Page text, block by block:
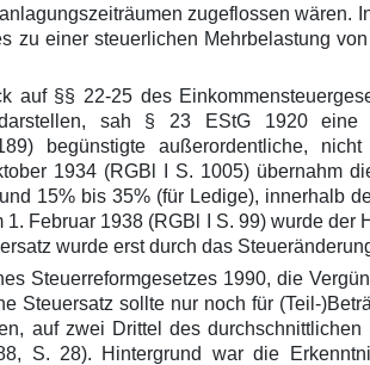
zugeflossen wären.
einer steuerlichen Mehrbelastung
auf §§ 22-25 des
sah § 23 EStG 1920
begünstigte außerordentliche,
1934 (RGBl I S. 1005) übernahm
15% bis 35% (für Ledige), innerhalb
Februar 1938 (RGBl I S. 99) wurde
wurde erst durch das
Steuerreformgesetzes 1990, die
Steuersatz sollte nur noch für (Teil-
auf zwei Drittel des
S. 28). Hintergrund war die